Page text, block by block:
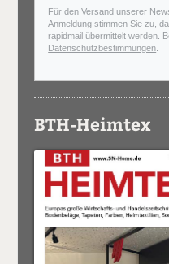
Für den Versand unserer
Anmeldung stimmen Sie zu,
rapidmail übermittelt werden.
Datenschutzbestimmungen
BTH-Heimtex